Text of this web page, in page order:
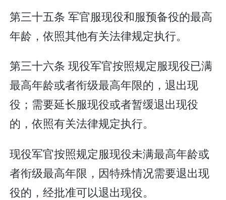
第三十五条 军官服现役和服预备役的最高
年龄，依照其他有关法律规定执行。
第三十六条 现役军官按照规定服现役已满
最高年龄或者衔级最高年限的，退出现
役；需要延长服现役或者暂缓退出现役
的，依照有关法律规定执行。
现役军官按照规定服现役未满最高年龄或
者衔级最高年限，因特殊情况需要退出现
役的，经批准可以退出现役。